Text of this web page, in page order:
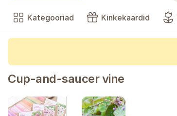
Kategooriad Kinkekaardid
Cup-and-saucer vine